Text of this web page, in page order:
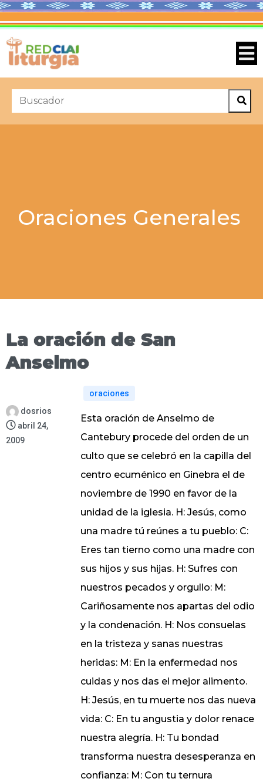
Oraciones Generales
La oración de San
Anselmo
dosrios
abril 24,
2009
oraciones
Esta oración de Anselmo de
Cantebury procede del orden de un
culto que se celebró en la capilla del
centro ecuménico en Ginebra el de
noviembre de 1990 en favor de la
unidad de la iglesia. H: Jesús, como
una madre tú reúnes a tu pueblo: C:
Eres tan tierno como una madre con
sus hijos y sus hijas. H: Sufres con
nuestros pecados y orgullo: M:
Cariñosamente nos apartas del odio
y la condenación. H: Nos consuelas
en la tristeza y sanas nuestras
heridas: M: En la enfermedad nos
cuidas y nos das el mejor alimento.
H: Jesús, en tu muerte nos das nueva
vida: C: En tu angustia y dolor renace
nuestra alegría. H: Tu bondad
transforma nuestra desesperanza en
confianza: M: Con tu ternura